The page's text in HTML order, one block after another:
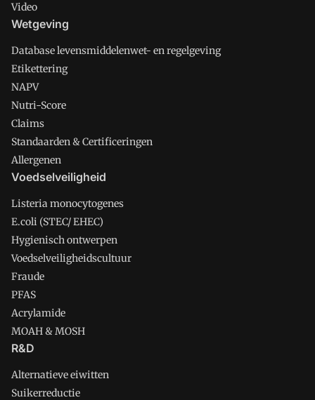
Video
Wetgeving
Database levensmiddelenwet- en regelgeving
Etikettering
NAPV
Nutri-Score
Claims
Standaarden & Certificeringen
Allergenen
Voedselveiligheid
Listeria monocytogenes
E.coli (STEC/ EHEC)
Hygienisch ontwerpen
Voedselveiligheidscultuur
Fraude
PFAS
Acrylamide
MOAH & MOSH
R&D
Alternatieve eiwitten
Suikerreductie